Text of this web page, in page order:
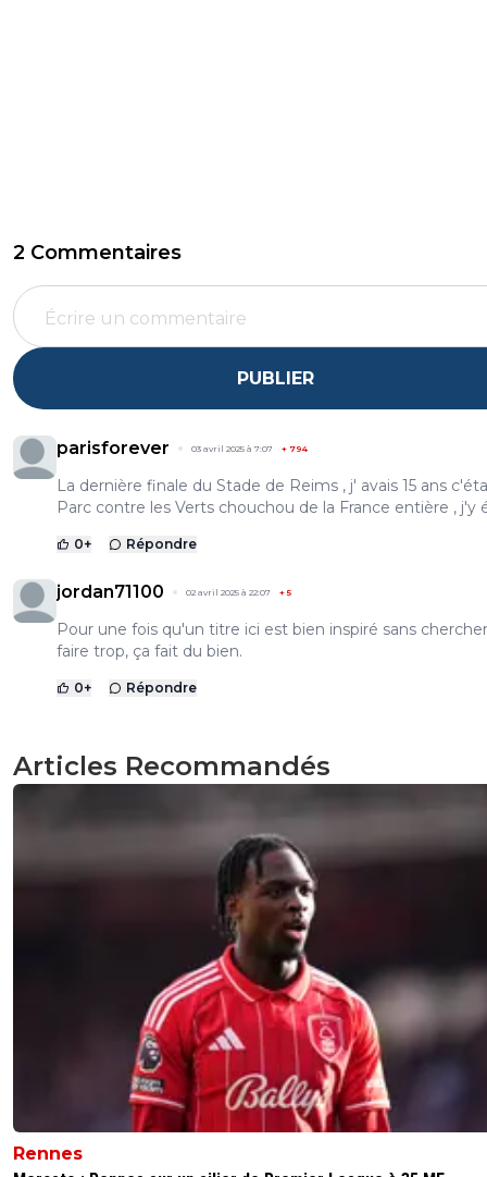
2 Commentaires
PUBLIER
parisforever 03 avril 2025 à 7:07 + 794
La dernière finale du Stade de Reims , j' avais 15 ans
Parc contre les Verts chouchou de la France entière , j'y
0+ Répondre
jordan71100 02 avril 2025 à 22:07 +5
Pour une fois qu'un titre ici est bien inspiré sans
faire trop, ça fait du bien.
0+ Répondre
Articles Recommandés
Rennes